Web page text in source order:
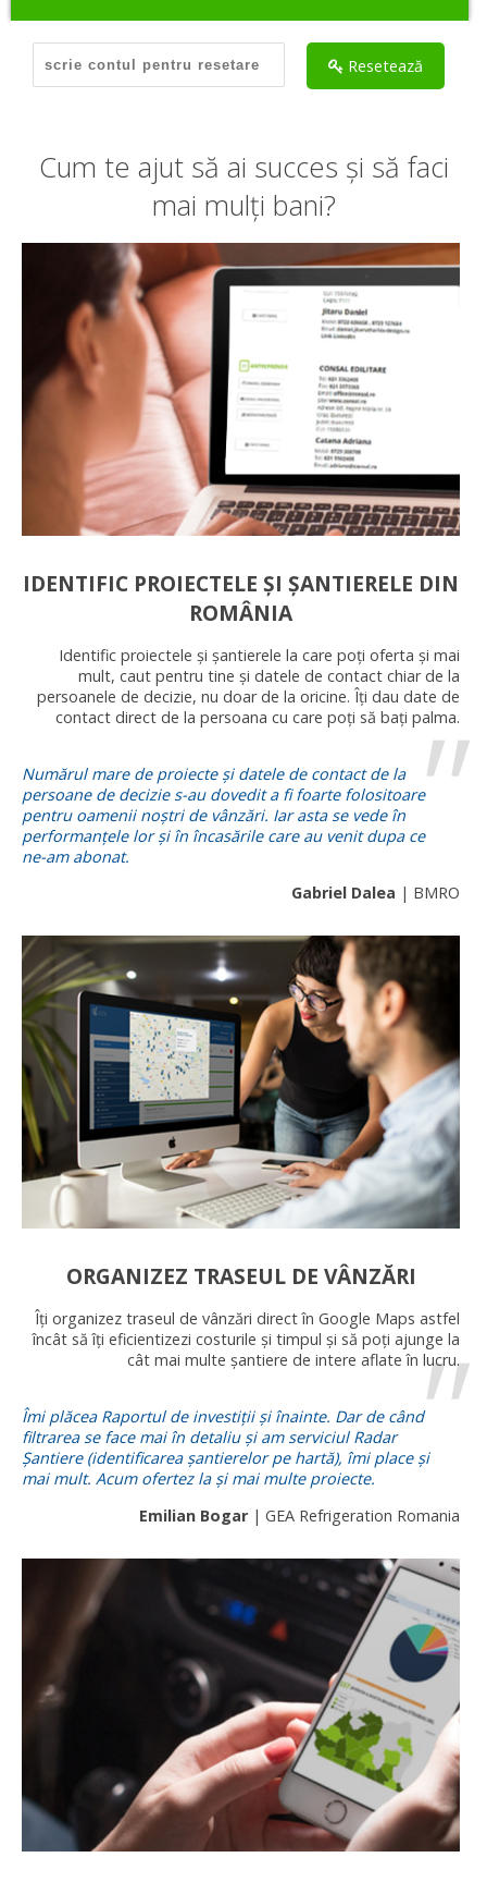
Resetează
Cum te ajut să ai succes și să faci
mai mulți bani?
IDENTIFIC PROIECTELE ȘI ȘANTIERELE DIN
ROMÂNIA
Identific proiectele și șantierele la care poți oferta și mai
mult, caut pentru tine și datele de contact chiar de la
persoanele de decizie, nu doar de la oricine. Îți dau date de
contact direct de la persoana cu care poți să bați palma.
Numărul mare de proiecte și datele de contact de la
persoane de decizie s-au dovedit a fi foarte folositoare
pentru oamenii noștri de vânzări. Iar asta se vede în
performanțele lor și în încasările care au venit dupa ce
ne-am abonat.
Gabriel Dalea | BMRO
ORGANIZEZ TRASEUL DE VÂNZĂRI
Îți organizez traseul de vânzări direct în Google Maps astfel
încât să îți eficientizezi costurile și timpul și să poți ajunge la
cât mai multe șantiere de intere aflate în lucru.
Îmi plăcea Raportul de investiții și înainte. Dar de când
filtrarea se face mai în detaliu și am serviciul Radar
Șantiere (identificarea șantierelor pe hartă), îmi place și
mai mult. Acum ofertez la și mai multe proiecte.
Emilian Bogar | GEA Refrigeration Romania